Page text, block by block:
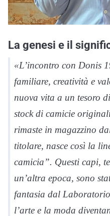
La genesi e il
«L’incontro con Donis
familiare, creatività e
nuova vita a un tesoro
stock di camicie
rimaste in magazzino
titolare, nasce così la
camicia”. Questi capi,
un’altra epoca, sono
fantasia dal
l’arte e la moda